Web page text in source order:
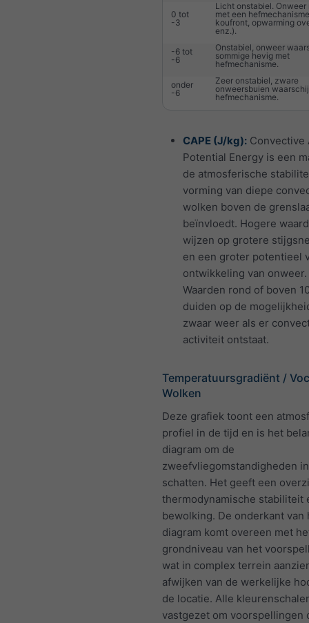
0 tot
-3
Licht onstabiel. Onweer
met een
koufront, opwarming
enz.).
-6 tot
-6
Onstabiel, onweer
sommige hevig met
hefmechanisme.
onder
-6
Zeer onstabiel, zware
onweersbuien
hefmechanisme.
CAPE (J/kg): Convective
Potential Energy is een
de atmosferische
vorming van diepe
wolken boven de
beïnvloedt. Hogere
wijzen op grotere
en een groter potentieel
ontwikkeling van onweer.
Waarden rond of boven
duiden op de
zwaar weer als er
activiteit ontstaat.
Temperatuursgradiënt /
Wolken
Deze grafiek toont een
profiel in de tijd en is het
diagram om de
zweefvliegomstandigheden
schatten. Het geeft een
thermodynamische stabiliteit
bewolking. De onderkant van
diagram komt overeen met
grondniveau van het
wat in complex terrein
afwijken van de werkelijke
de locatie. Alle
vastgezet om voorspellingen